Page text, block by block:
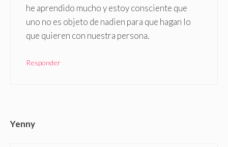
he aprendido mucho y estoy consciente que
uno no es objeto de nadien para que hagan lo
que quieren con nuestra persona.
Responder
Yenny